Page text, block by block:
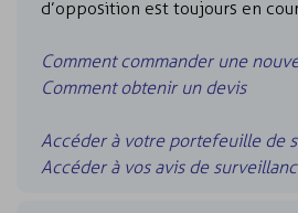
d’opposition est toujours en
Comment commander une
Comment obtenir un devis
Accéder à votre portefeuille de
Accéder à vos avis de